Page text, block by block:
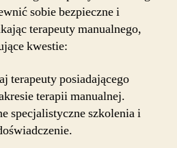
sobie bezpieczne i
terapeuty manualnego,
kwestie:
terapeuty posiadającego
terapii manualnej.
specjalistyczne szkolenia i